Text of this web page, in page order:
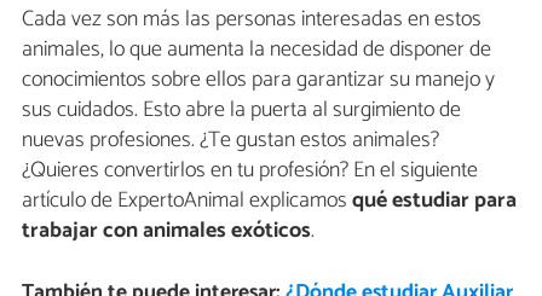
Cada vez son más las personas interesadas en estos
animales, lo que aumenta la necesidad de disponer de
conocimientos sobre ellos para garantizar su manejo y
sus cuidados. Esto abre la puerta al surgimiento de
nuevas profesiones. ¿Te gustan estos animales?
¿Quieres convertirlos en tu profesión? En el siguiente
artículo de ExpertoAnimal explicamosqué estudiar para
trabajar con animales exóticos.